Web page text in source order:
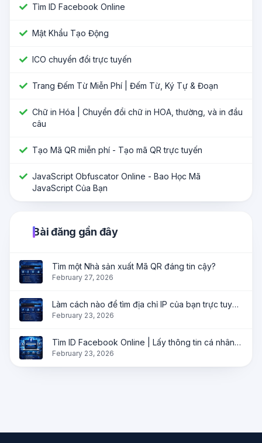
Tìm ID Facebook Online
Mật Khẩu Tạo Động
ICO chuyển đổi trực tuyến
Trang Đếm Từ Miễn Phí | Đếm Từ, Ký Tự & Đoạn
Chữ in Hóa | Chuyển đổi chữ in HOA, thường, và in đầu
câu
Tạo Mã QR miễn phí - Tạo mã QR trực tuyến
JavaScript Obfuscator Online - Bao Học Mã
JavaScript Của Bạn
Bài đăng gần đây
Tìm một Nhà sản xuất Mã QR đáng tin cậy?
February 27, 2026
Làm cách nào để tìm địa chỉ IP của bạn trực tuyến ngay lập tức?
February 23, 2026
Tìm ID Facebook Online | Lấy thông tin cá nhân, trang và nhóm ngay lập tức
February 23, 2026